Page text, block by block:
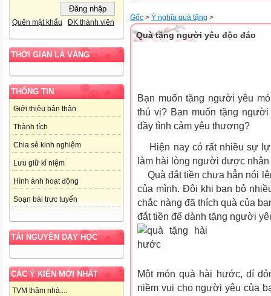
Quên mật khẩu ĐK thành viên
THỜI GIAN LÀ VÀNG
THÔNG TIN
Giới thiệu bản thân
Thành tích
Chia sẻ kinh nghiệm
Lưu giữ kỉ niệm
Hình ảnh hoạt động
Soạn bài trực tuyến
TÀI NGUYÊN DẠY HỌC
CÁC Ý KIẾN MỚI NHẤT
TVM thăm nhà....
Gốc > Ý nghĩa quà tặng >
Quà tặng người yêu độc đáo
Bạn muốn tặng người yêu
thú vị? Bạn muốn tặng
đầy tình cảm yêu thương?
Hiện nay có rất nhiều sự
làm hài lòng người được
Quà đắt tiền chưa hẳn nói
của mình. Đôi khi bạn bỏ
chắc nàng đã thích quà của
đắt tiền để dành tặng người
Một món quà hài hước, dí
niềm vui cho người yêu của